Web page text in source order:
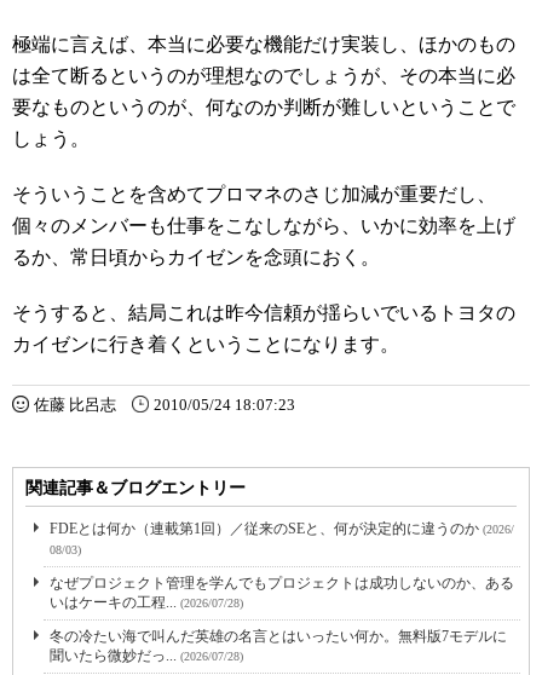
極端に言えば、本当に必要な機能だけ実装し、ほかのもの
は全て断るというのが理想なのでしょうが、その本当に必
要なものというのが、何なのか判断が難しいということで
しょう。
そういうことを含めてプロマネのさじ加減が重要だし、
個々のメンバーも仕事をこなしながら、いかに効率を上げ
るか、常日頃からカイゼンを念頭におく。
そうすると、結局これは昨今信頼が揺らいでいるトヨタの
カイゼンに行き着くということになります。
佐藤 比呂志 2010/05/24 18:07:23
関連記事＆ブログエントリー
FDEとは何か（連載第1回）／従来のSEと、何が決定的に違うのか (2026/
08/03)
なぜプロジェクト管理を学んでもプロジェクトは成功しないのか、ある
いはケーキの工程... (2026/07/28)
冬の冷たい海で叫んだ英雄の名言とはいったい何か。無料版7モデルに
聞いたら微妙だっ... (2026/07/28)